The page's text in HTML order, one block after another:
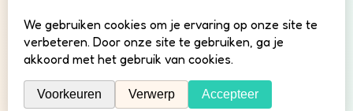
Copyright © 2026 Schoolfotomevrouw.nl |
Schoolfoto Mevrouw is onderdeel van
Shootable.